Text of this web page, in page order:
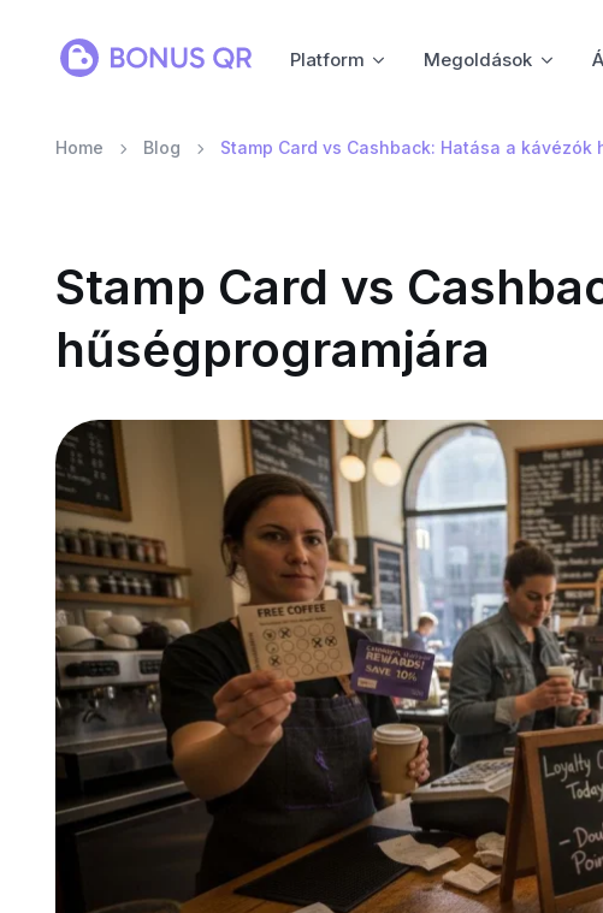
Platform Megoldások
Home Blog Stamp Card vs Cashback: Hatása a kávézók
Stamp Card vs
hűségprogramjára